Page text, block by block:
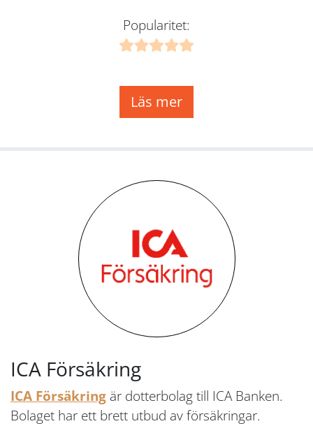
Popularitet:
Läs mer
ICA Försäkring
ICA Försäkring är dotterbolag till ICA Banken.
Bolaget har ett brett utbud av försäkringar.